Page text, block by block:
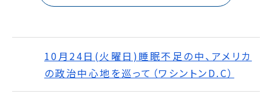
10月24日(火曜日)睡眠不足の中、アメリカ
の政治中心地を巡って（ワシントンD.C）